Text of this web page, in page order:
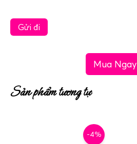
Mua Ngay
Sản phẩm tương tự
-4%